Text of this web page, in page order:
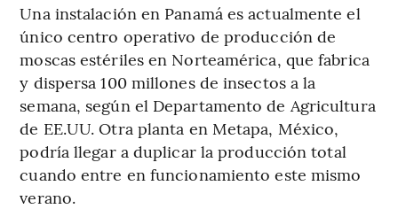
Una instalación en Panamá es actualmente el
único centro operativo de producción de
moscas estériles en Norteamérica, que fabrica
y dispersa 100 millones de insectos a la
semana, según el Departamento de Agricultura
de EE.UU. Otra planta en Metapa, México,
podría llegar a duplicar la producción total
cuando entre en funcionamiento este mismo
verano.